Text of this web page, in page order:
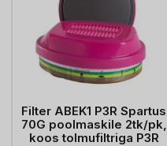
Filter ABEK1 P3R Spartus
70G poolmaskile 2tk/pk,
koos tolmufiltriga P3R